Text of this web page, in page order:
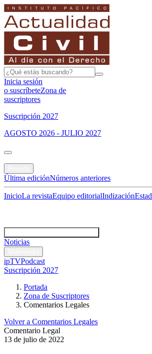
Inicia sesión
o suscríbeteZona de
suscriptores
Suscripción 2027
AGOSTO 2026 - JULIO 2027
Última ediciónNúmeros anteriores
InicioLa revistaEquipo editorialIndización
Noticias
ipTVPodcast
Suscripción 2027
Portada
Zona de Suscriptores
Comentarios Legales
Volver a Comentarios Legales
Comentario Legal
13 de julio de 2022